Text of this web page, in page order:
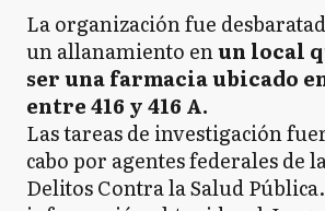
La organización fue
un allanamiento enun local
ser una farmacia ubicado
entre 416 y 416 A.
Las tareas de investigación
cabo por agentes federales de
Delitos Contra la Salud